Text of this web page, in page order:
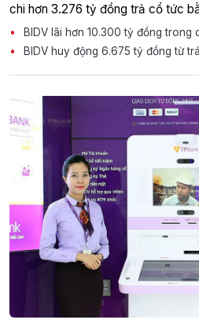
chi hơn 3.276 tỷ đồng trả cổ tức
BIDV lãi hơn 10.300 tỷ đồng trong
BIDV huy động 6.675 tỷ đồng từ